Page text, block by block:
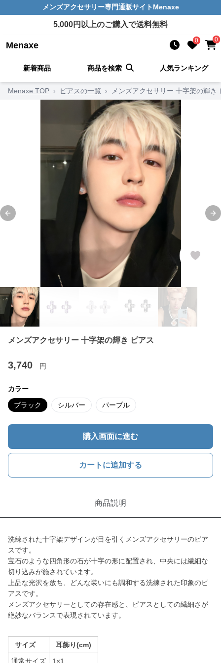
メンズアクセサリー専門通販サイト Menaxe
5,000円以上のご購入で送料無料
Menaxe 0 0
新着商品 商品を検索 人気ランキング
Menaxe TOP › ピアスの一覧 › メンズアクセサリー 十字架の輝き
Previous slide
メンズアクセサリー 十字架の輝き ピアス
3,740 円
カラー
ブラック シルバー パープル
購入画面に進む
カートに追加する
商品説明
洗練された十字架デザインが目を引くメンズアクセサリーのピア
スです。
宝石のような四角形の石が十字の形に配置され、中央には繊細な
切り込みが施されています。
上品な光沢を放ち、どんな装いにも調和する洗練された印象のピ
アスです。
メンズアクセサリーとしての存在感と、ピアスとしての繊細さが
絶妙なバランスで表現されています。
サイズ 耳飾り(cm)
通常サイズ 1×1